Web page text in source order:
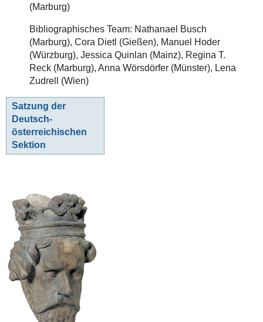
(Marburg)
Bibliographisches Team: Nathanael Busch
(Marburg), Cora Dietl (Gießen), Manuel Hoder
(Würzburg), Jessica Quinlan (Mainz), Regina T.
Reck (Marburg), Anna Wörsdörfer (Münster), Lena
Zudrell (Wien)
Satzung der
Deutsch-
österreichischen
Sektion